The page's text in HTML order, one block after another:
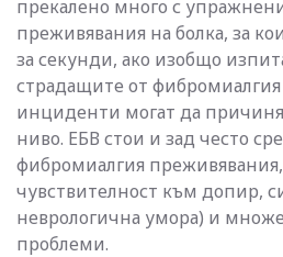
прекалено много с
преживявания на болка, за
за секунди, ако изобщо
страдащите от фибромиалгия
инциденти могат да
ниво. ЕБВ стои и зад често
фибромиалгия
чувствителност към допир,
неврологична умора) и
проблеми.